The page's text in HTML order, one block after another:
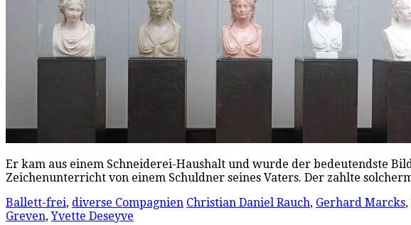
Er kam aus einem Schneiderei-Haushalt und wurde der bedeutendste
Zeichenunterricht von einem Schuldner seines Vaters. Der zahlte
Ballett-frei, diverse Compagnien Christian Daniel Rauch, Gerhard Marcks,
Greven,Yvette Deseyve